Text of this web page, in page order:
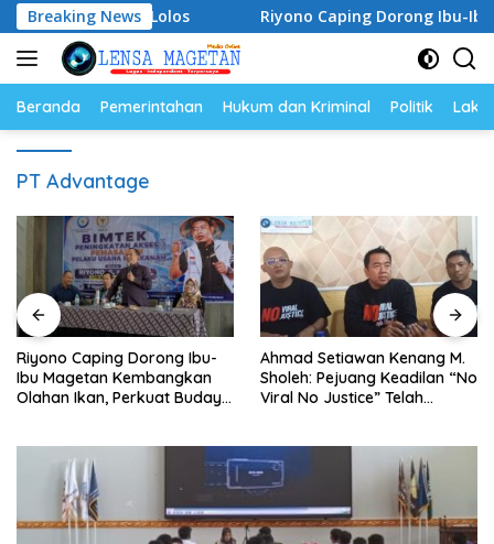
Langsung
ke
konten
Breaking News
Gagal Lolos Riyono Caping Dorong Ibu-Ibu
Beranda Pemerintahan Hukum dan Kriminal Politik
PT Advantage
Riyono Caping Dorong Ibu-
Ibu Magetan Kembangkan
Olahan Ikan, Perkuat Budaya
Ahmad Setiawan Kenang M.
Sholeh: Pejuang Keadilan “No
Viral No Justice” Telah